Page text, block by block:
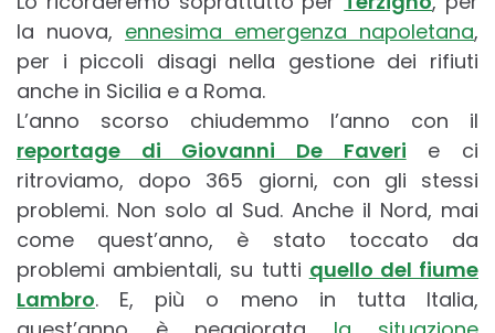
la nuova, ennesima emergenza napoletana,
per i piccoli disagi nella gestione dei rifiuti
anche in Sicilia e a Roma.
L’anno scorso chiudemmo l’anno con il
reportage di Giovanni De Faveri e ci
ritroviamo, dopo 365 giorni, con gli stessi
problemi. Non solo al Sud. Anche il Nord, mai
come quest’anno, è stato toccato da
problemi ambientali, su tutti quello del fiume
Lambro. E, più o meno in tutta Italia,